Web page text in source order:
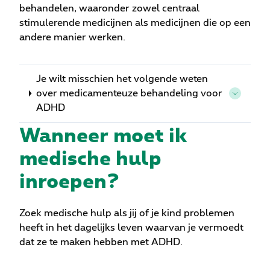
behandelen, waaronder zowel centraal
stimulerende medicijnen als medicijnen die op een
andere manier werken.
Je wilt misschien het volgende weten
over medicamenteuze behandeling voor
ADHD
Wanneer moet ik
medische hulp
inroepen?
Zoek medische hulp als jij of je kind problemen
heeft in het dagelijks leven waarvan je vermoedt
dat ze te maken hebben met ADHD.